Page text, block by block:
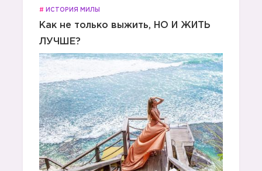
# ИСТОРИЯ МИЛЫ
Как не только выжить, НО И ЖИТЬ
ЛУЧШЕ?